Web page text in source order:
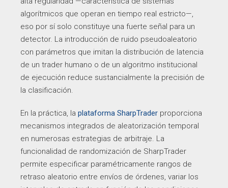
algorítmicos que operan en tiempo real estricto—,
eso por sí solo constituye una fuerte señal para un
detector. La introducción de ruido pseudoaleatorio
con parámetros que imitan la distribución de latencia
de un trader humano o de un algoritmo institucional
de ejecución reduce sustancialmente la precisión de
la clasificación.
En la práctica, la plataforma SharpTrader proporciona
mecanismos integrados de aleatorización temporal
en numerosas estrategias de arbitraje. La
funcionalidad de randomización de SharpTrader
permite especificar paramétricamente rangos de
retraso aleatorio entre envíos de órdenes, variar los